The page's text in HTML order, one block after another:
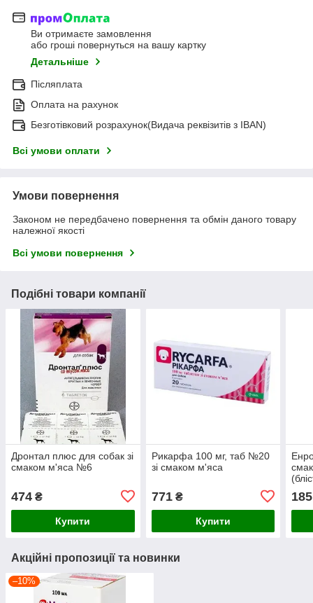
Ви отримаєте замовлення
або гроші повернуться на вашу картку
Детальніше
Післяплата
Оплата на рахунок
Безготівковий розрахунок(Видача реквізитів з IBAN)
Всі умови оплати
Умови повернення
Законом не передбачено повернення та обмін даного товару
належної якості
Всі умови повернення
Подібні товари компанії
Дронтал плюс для собак зі
смаком м'яса №6
474 ₴
Купити
Рикарфа 100 мг, таб №20
зі смаком м'яса
771₴
Купити
185
Акційні пропозиції та новинки
–10%